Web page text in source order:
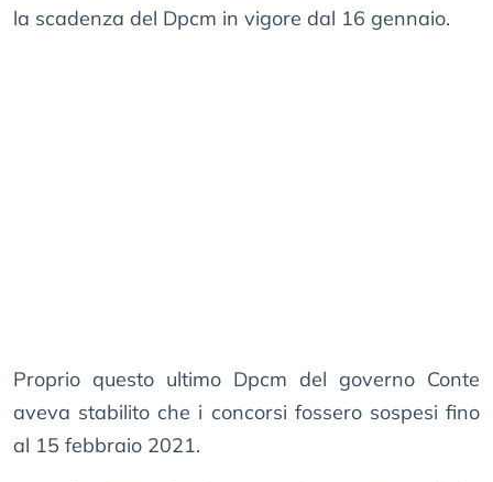
la scadenza del Dpcm in vigore dal 16 gennaio.
Proprio questo ultimo Dpcm del governo Conte
aveva stabilito che i concorsi fossero sospesi fino
al 15 febbraio 2021.